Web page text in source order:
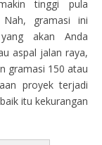
tinggi pula
gramasi ini
akan Anda
aspal jalan raya,
gramasi 150 atau
proyek terjadi
itu kekurangan